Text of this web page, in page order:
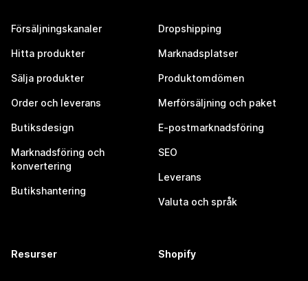
Försäljningskanaler
Hitta produkter
Sälja produkter
Order och leverans
Butiksdesign
Marknadsföring och
konvertering
Butikshantering
Dropshipping
Marknadsplatser
Produktomdömen
Merförsäljning och paket
E-postmarknadsföring
SEO
Leverans
Valuta och språk
Resurser Shopify